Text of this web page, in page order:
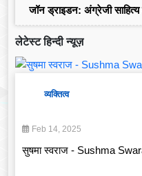
जॉन ड्राइडन: अंग्रेजी
लेटेस्ट हिन्दी न्यूज़
व्यक्तित्व
Feb 14, 2025
सुषमा स्वराज - Sushma